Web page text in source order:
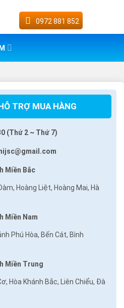
0972 881 852
TRỢ MUA HÀNG
(Thứ 2 ~ Thứ 7)
Miền Bắc
Hoàng Liệt, Hoàng Mai, Hà
Miền Nam
Phú Hòa, Bến Cát, Bình
Miền Trung
Hòa Khánh Bắc, Liên Chiểu, Đà